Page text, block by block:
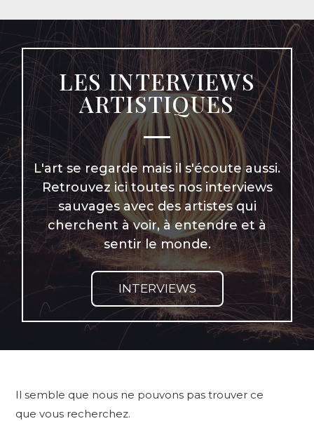
LES INTERVIEWS
ARTISTIQUES
L'art se regarde mais il s'écoute aussi.
Retrouvez ici toutes nos interviews
sauvages avec des artistes qui
cherchent à voir, à entendre et à
sentir le monde.
INTERVIEWS
Il semble que nous ne pouvons pas trouver ce
que vous recherchez.